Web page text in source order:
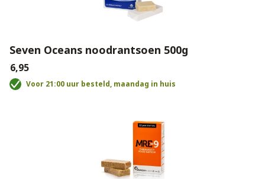
Seven Oceans noodrantsoen 500g
€6,95
Voor 21:00 uur besteld, maandag in huis